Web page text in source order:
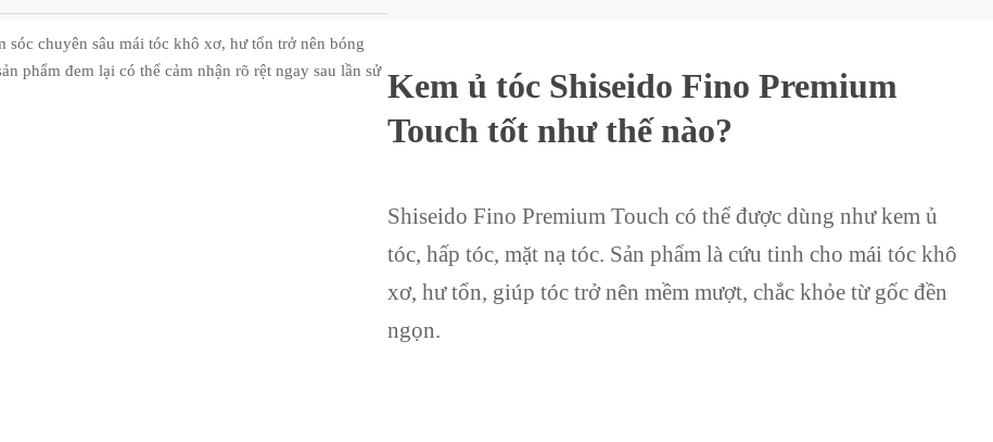
sóc chuyên sâu mái tóc khô xơ, hư tổn trở nên bóng
phẩm đem lại có thể cảm nhận rõ rệt ngay sau lần sử Kem ủ tóc Shiseido Fino Premium
Touch tốt như thế nào?
Shiseido Fino Premium Touch có thể được dùng như kem ủ
tóc, hấp tóc, mặt nạ tóc. Sản phẩm là cứu tinh cho mái tóc khô
xơ, hư tổn, giúp tóc trở nên mềm mượt, chắc khỏe từ gốc đền
ngọn.